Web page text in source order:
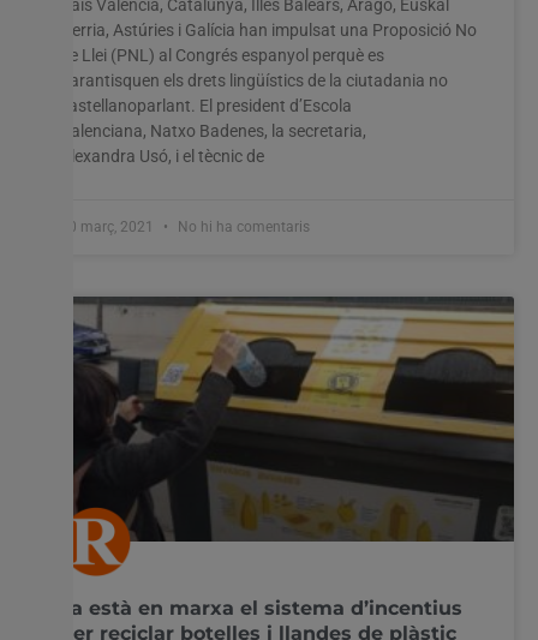
País Valencià, Catalunya, Illes Balears, Aragó, Euskal
Herria, Astúries i Galícia han impulsat una Proposició No
de Llei (PNL) al Congrés espanyol perquè es
garantisquen els drets lingüístics de la ciutadania no
castellanoparlant. El president d’Escola
Valenciana, Natxo Badenes, la secretaria,
Alexandra Usó, i el tècnic de
10 març, 2021 No hi ha comentaris
Ja està en marxa el sistema d’incentius
per reciclar botelles i llandes de plàstic